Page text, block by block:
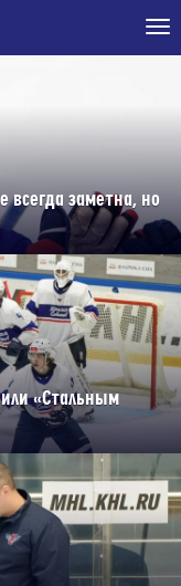
всегда заметна, но
«Стальным